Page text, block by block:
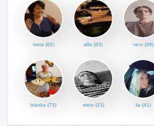
iveta (62) allis (63) veru (39)
blanka (73) mery (23) ila (41)